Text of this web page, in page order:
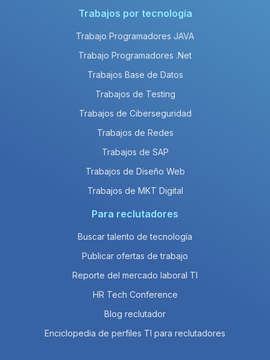
Trabajos por tecnología
Trabajo Programadores JAVA
Trabajo Programadores .Net
Trabajos Base de Datos
Trabajos de Testing
Trabajos de Ciberseguridad
Trabajos de Redes
Trabajos de SAP
Trabajos de Diseño Web
Trabajos de MKT Digital
Para reclutadores
Buscar talento de tecnología
Publicar ofertas de trabajo
Reporte del mercado laboral TI
HR Tech Conference
Blog reclutador
Enciclopedia de perfiles TI para reclutadores